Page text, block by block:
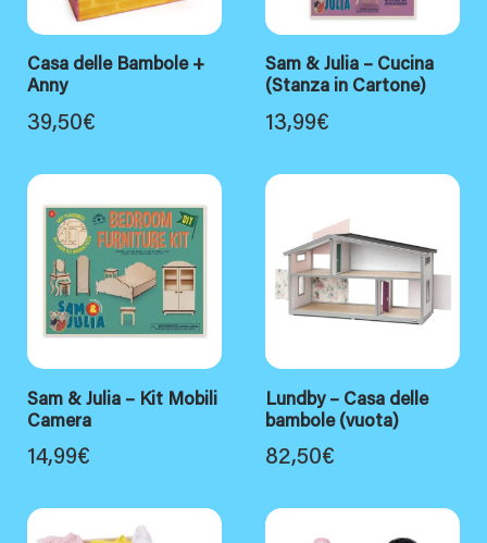
Casa delle Bambole +
Anny
39,50€
Sam & Julia – Cucina
(Stanza in Cartone)
13,99€
Sam & Julia – Kit Mobili
Camera
14,99€
Lundby – Casa delle
bambole (vuota)
82,50€